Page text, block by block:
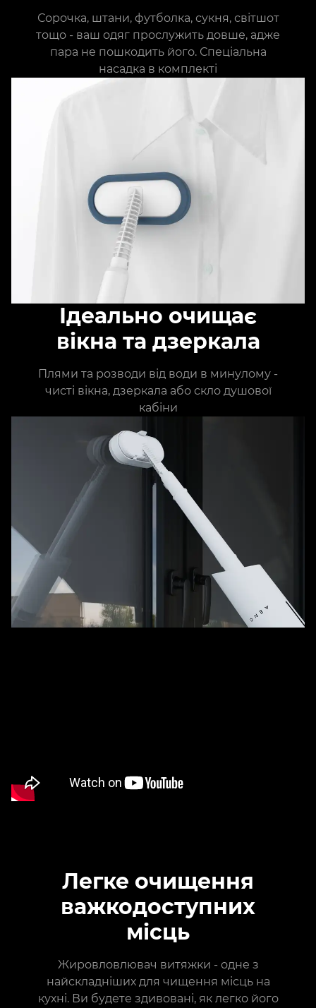
Сорочка, штани, футболка, сукня, світшот
тощо - ваш одяг прослужить довше, адже
пара не пошкодить його. Спеціальна
насадка в комплекті
Ідеально очищає
вікна та дзеркала
Плями та розводи від води в минулому -
чисті вікна, дзеркала або скло душової
кабіни
Легке очищення
важкодоступних
місць
Жировловлювач витяжки - одне з
найскладніших для чищення місць на
кухні. Ви будете здивовані, як легко його